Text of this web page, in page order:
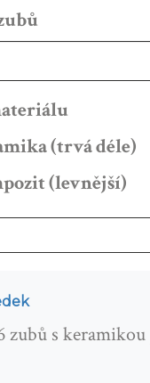
(trvá déle)
(levnější)
zubů s keramikou